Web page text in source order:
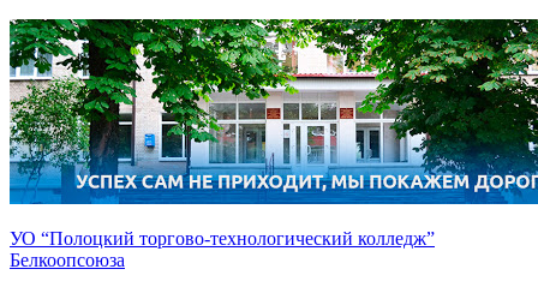
УО “Полоцкий торгово-технологический колледж”
Белкоопсоюза